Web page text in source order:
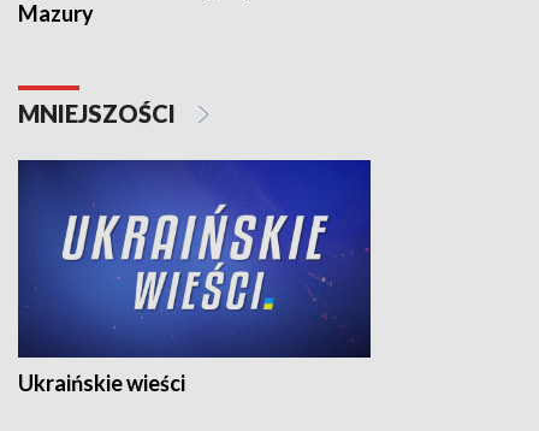
Mazury
MNIEJSZOŚCI
Ukraińskie wieści